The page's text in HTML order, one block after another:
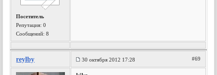
Посетитель
Репутация:0
Сообщений: 8
reylby 30 октября 2012 17:28 #69